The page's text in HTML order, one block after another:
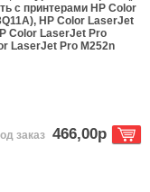
с принтерами HP Color
HP Color LaserJet
Color LaserJet Pro
LaserJet Pro M252n
заказ 466,00р